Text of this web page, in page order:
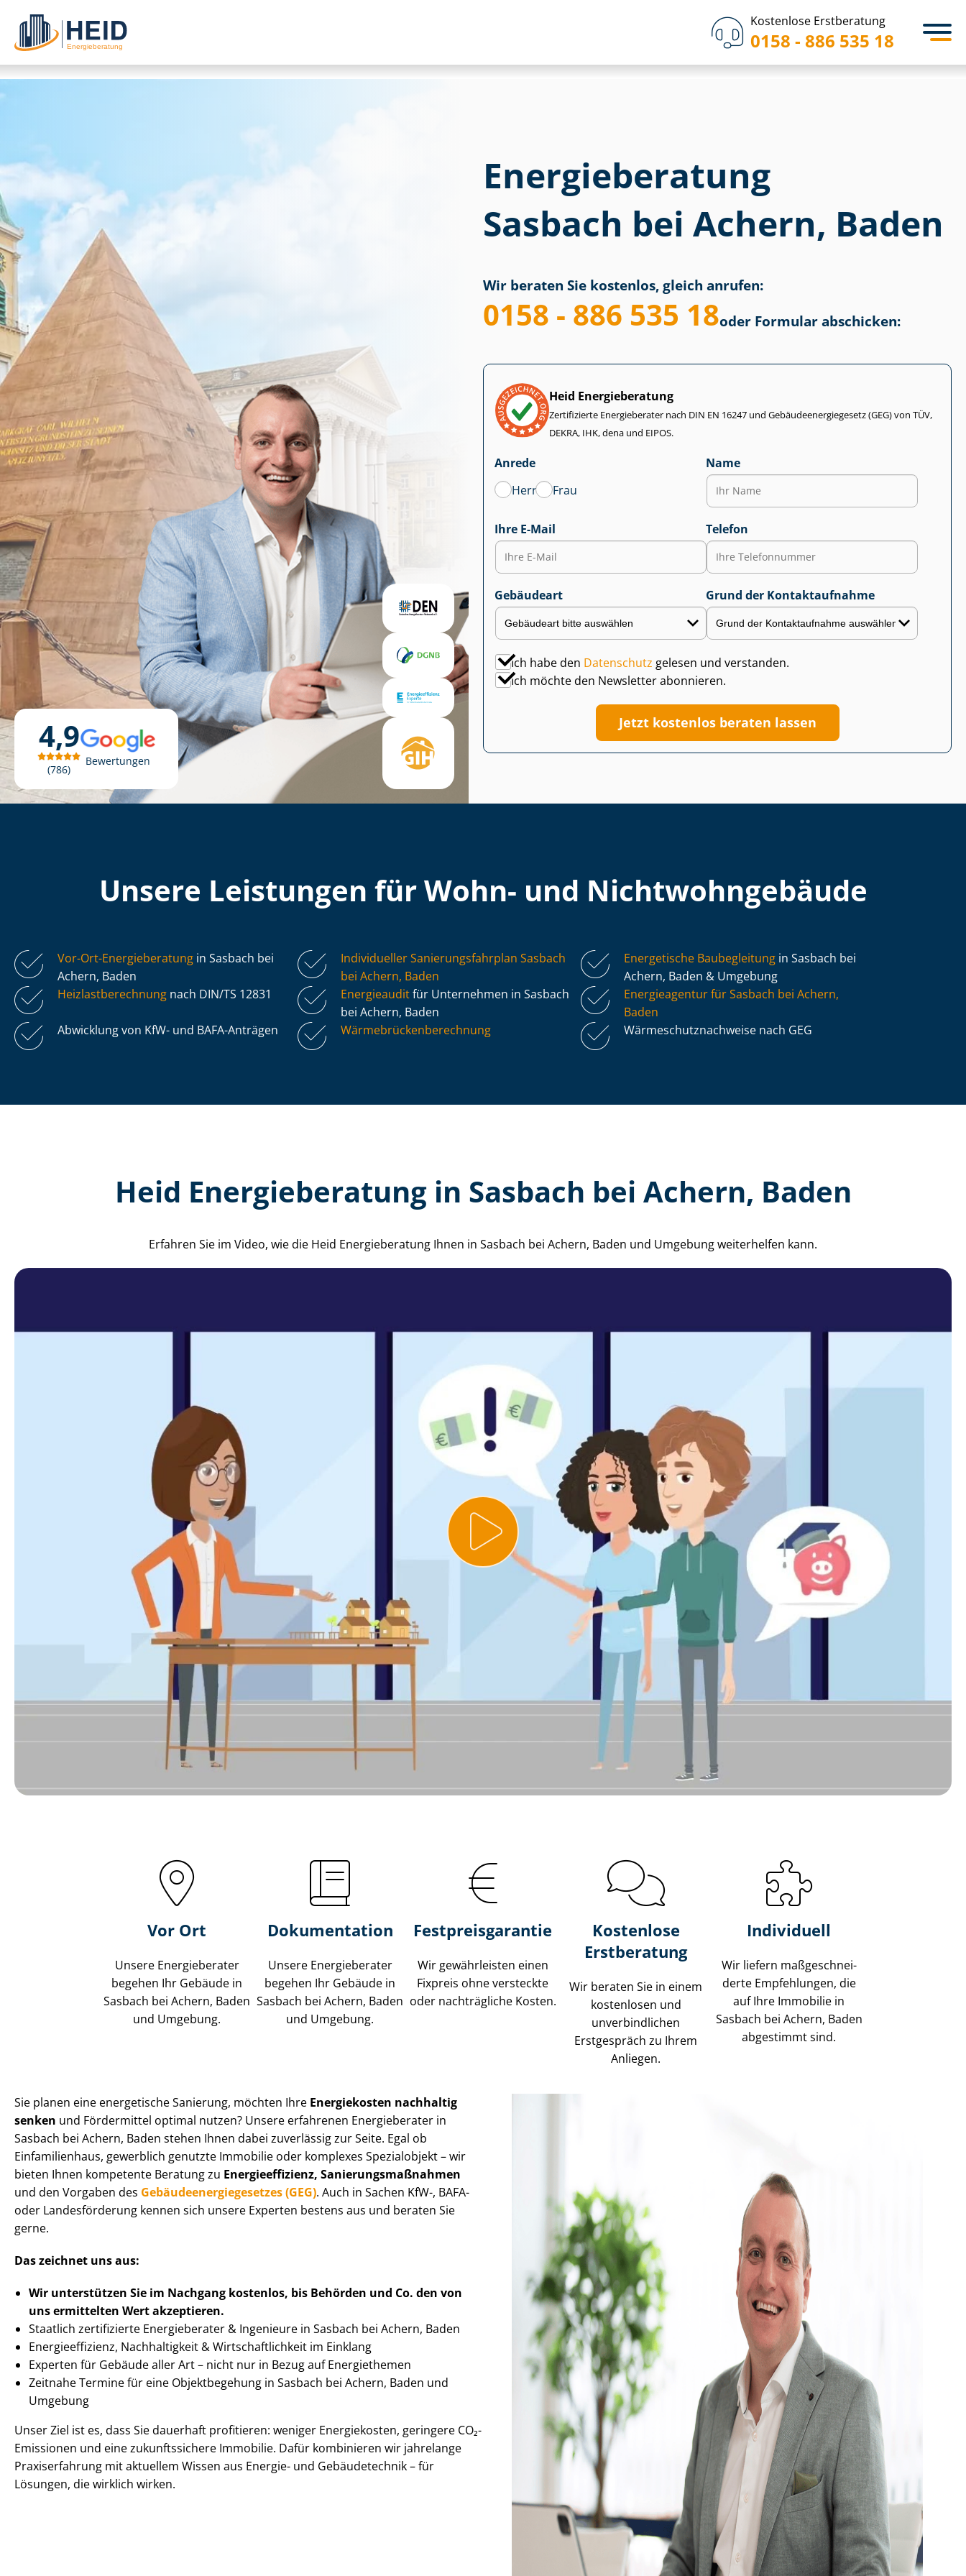
Kostenlose Erstberatung
0158 - 886 535 18
4,9
786
Bewertungen
Energieberatung
Sasbach bei Achern, Baden
Wir beraten Sie kostenlos, gleich anrufen:
0158 - 886 535 18oder Formular abschicken:
Heid Energieberatung
Zertifizierte Energieberater nach DIN EN 16247 und Ge­bäu­de­en­er­gie­ge­setz (GEG) von TÜV,
DEKRA, IHK, dena und EIPOS.
Anrede
Herr
Frau
Name
Ihre E-Mail Telefon
Gebäudeart Grund der Kontaktaufnahme
Ich habe den Datenschutz gelesen und verstanden.
Ich möchte den Newsletter abonnieren.
Jetzt kostenlos beraten lassen
Unsere Leistungen für Wohn- und Nicht­wohn­ge­bäu­de
Vor-Ort-Energieberatung in Sasbach bei
Achern, Baden
Individueller Sa­nie­rungs­fahr­plan Sasbach
bei Achern, Baden
Energetische Baubegleitung in Sasbach bei
Achern, Baden & Umgebung
Heiz­last­be­rech­nung nach DIN/TS 12831 Energieauditfür Unternehmen in Sasbach
bei Achern, Baden
Energieagentur für Sasbach bei Achern,
Baden
Abwicklung von KfW- und BAFA-Anträgen
Wär­me­brü­cken­be­rech­nung Wär­me­schutz­nach­wei­se nach GEG
Heid Energieberatung in Sasbach bei Achern, Baden
Erfahren Sie im Video, wie die Heid Energieberatung Ihnen in Sasbach bei Achern, Baden und Umgebung weiterhelfen kann.
Vor Ort
Unsere Energieberater
begehen Ihr Gebäude in
Sasbach bei Achern, Baden
und Umgebung.
Dokumentation
Unsere Energieberater
begehen Ihr Gebäude in
Sasbach bei Achern, Baden
und Umgebung.
Fest­preis­ga­ran­tie
Wir gewährleisten einen
Fixpreis ohne versteckte
oder nachträgliche Kosten.
Kostenlose
Erstberatung
Wir beraten Sie in einem
kostenlosen und
unverbindlichen
Erstgespräch zu Ihrem
Anliegen.
Individuell
Wir liefern maß­ge­schnei­
der­te Empfehlungen, die
auf Ihre Immobilie in
Sasbach bei Achern, Baden
abgestimmt sind.
Sie planen eine energetische Sanierung, möchten Ihre Energiekosten nachhaltig
senken und Fördermittel optimal nutzen? Unsere erfahrenen Energieberater in
Sasbach bei Achern, Baden stehen Ihnen dabei zuverlässig zur Seite. Egal ob
Einfamilienhaus, gewerblich genutzte Immobilie oder komplexes Spezialobjekt – wir
bieten Ihnen kompetente Beratung zu En­er­gie­ef­fi­zi­enz, Sa­nie­rungs­maß­nah­men
und den Vorgaben des Ge­bäu­de­en­er­gie­ge­set­zes (GEG). Auch in Sachen KfW-, BAFA-
oder Landesförderung kennen sich unsere Experten bestens aus und beraten Sie
gerne.
Das zeichnet uns aus:
Wir unterstützen Sie im Nachgang kostenlos, bis Behörden und Co. den von
uns ermittelten Wert akzeptieren.
Staatlich zertifizierte Energieberater & Ingenieure in Sasbach bei Achern, Baden
En­er­gie­ef­fi­zi­enz, Nachhaltigkeit & Wirt­schaft­lich­keit im Einklang
Experten für Gebäude aller Art – nicht nur in Bezug auf Energiethemen
Zeitnahe Termine für eine Objektbegehung in Sasbach bei Achern, Baden und
Umgebung
Unser Ziel ist es, dass Sie dauerhaft profitieren: weniger Energiekosten, geringere CO₂-
Emissionen und eine zukunftssichere Immobilie. Dafür kombinieren wir jahrelange
Praxiserfahrung mit aktuellem Wissen aus Energie- und Gebäudetechnik – für
Lösungen, die wirklich wirken.